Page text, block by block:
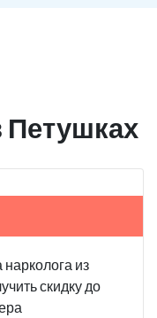
Петушках
из
скидку до